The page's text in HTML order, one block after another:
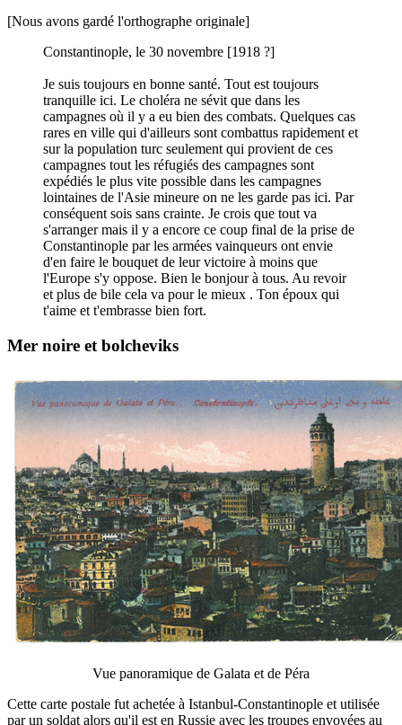
[Nous avons gardé l'orthographe originale]
Constantinople, le 30 novembre [1918 ?]
Je suis toujours en bonne santé. Tout est toujours
tranquille ici. Le choléra ne sévit que dans les
campagnes où il y a eu bien des combats. Quelques cas
rares en ville qui d'ailleurs sont combattus rapidement et
sur la population turc seulement qui provient de ces
campagnes tout les réfugiés des campagnes sont
expédiés le plus vite possible dans les campagnes
lointaines de l'Asie mineure on ne les garde pas ici. Par
conséquent sois sans crainte. Je crois que tout va
s'arranger mais il y a encore ce coup final de la prise de
Constantinople par les armées vainqueurs ont envie
d'en faire le bouquet de leur victoire à moins que
l'Europe s'y oppose. Bien le bonjour à tous. Au revoir
et plus de bile cela va pour le mieux . Ton époux qui
t'aime et t'embrasse bien fort.
Mer noire et bolcheviks
Vue panoramique de Galata et de Péra
Cette carte postale fut achetée à Istanbul-Constantinople et utilisée
par un soldat alors qu'il est en Russie avec les troupes envoyées au